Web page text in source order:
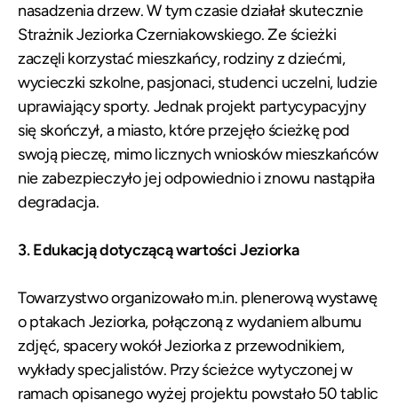
nasadzenia drzew. W tym czasie działał skutecznie
Strażnik Jeziorka Czerniakowskiego. Ze ścieżki
zaczęli korzystać mieszkańcy, rodziny z dziećmi,
wycieczki szkolne, pasjonaci, studenci uczelni, ludzie
uprawiający sporty. Jednak projekt partycypacyjny
się skończył, a miasto, które przejęło ścieżkę pod
swoją pieczę, mimo licznych wniosków mieszkańców
nie zabezpieczyło jej odpowiednio i znowu nastąpiła
degradacja.
3. Edukacją dotyczącą wartości Jeziorka
Towarzystwo organizowało m.in. plenerową wystawę
o ptakach Jeziorka, połączoną z wydaniem albumu
zdjęć, spacery wokół Jeziorka z przewodnikiem,
wykłady specjalistów. Przy ścieżce wytyczonej w
ramach opisanego wyżej projektu powstało 50 tablic